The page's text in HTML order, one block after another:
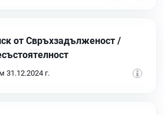
от Свръхзадълженост /
31.12.2024 г.